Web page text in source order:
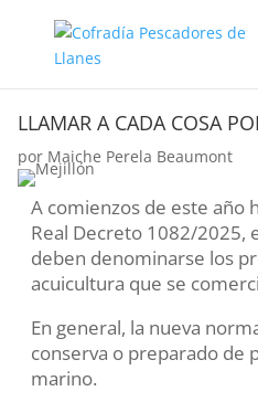
LLAMAR A CADA COSA
por Maiche Perela Beaumont
A comienzos de este año
Real Decreto 1082/2025,
deben denominarse los
acuicultura que se
En general, la nueva
conserva o preparado de
marino.